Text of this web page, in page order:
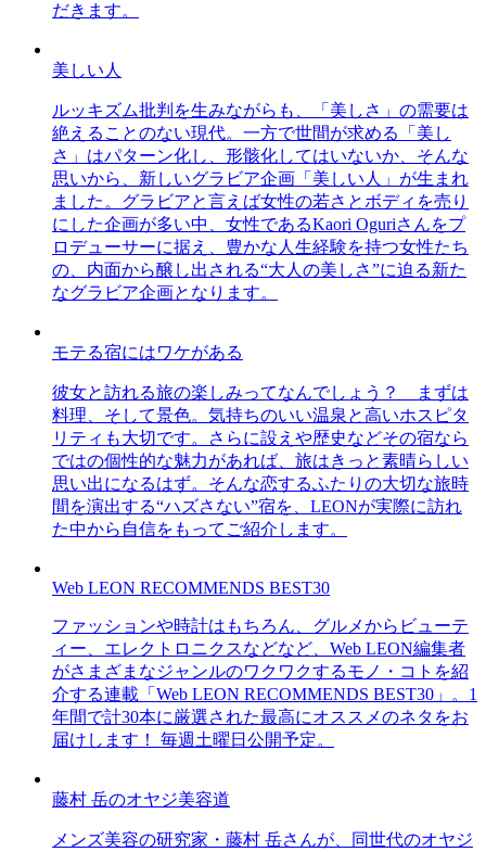
だきます。
美しい人
ルッキズム批判を生みながらも、「美しさ」の需要は
絶えることのない現代。一方で世間が求める「美し
さ」はパターン化し、形骸化してはいないか、そんな
思いから、新しいグラビア企画「美しい人」が生まれ
ました。グラビアと言えば女性の若さとボディを売り
にした企画が多い中、女性であるKaori Oguriさんをプ
ロデューサーに据え、豊かな人生経験を持つ女性たち
の、内面から醸し出される“大人の美しさ”に迫る新た
なグラビア企画となります。
モテる宿にはワケがある
彼女と訪れる旅の楽しみってなんでしょう？ まずは
料理、そして景色。気持ちのいい温泉と高いホスピタ
リティも大切です。さらに設えや歴史などその宿なら
ではの個性的な魅力があれば、旅はきっと素晴らしい
思い出になるはず。そんな恋するふたりの大切な旅時
間を演出する“ハズさない”宿を、LEONが実際に訪れ
た中から自信をもってご紹介します。
Web LEON RECOMMENDS BEST30
ファッションや時計はもちろん、グルメからビューテ
ィー、エレクトロニクスなどなど、Web LEON編集者
がさまざまなジャンルのワクワクするモノ・コトを紹
介する連載「Web LEON RECOMMENDS BEST30」。1
年間で計30本に厳選された最高にオススメのネタをお
届けします！ 毎週土曜日公開予定。
藤村 岳のオヤジ美容道
メンズ美容の研究家・藤村 岳さんが、同世代のオヤジ